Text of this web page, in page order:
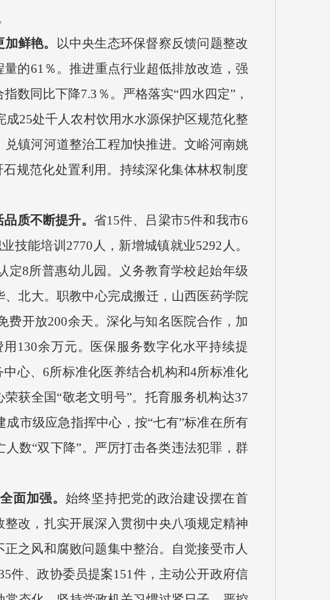
鲜艳。
以中央生态环保督察反馈问题整改
的61％。推进重点行业超低排放改造，强
数同比下降7.3％。严格落实“四水四定”，
25处千人农村饮用水水源保护区规范化整
镇河河道整治工程加快推进。文峪河南姚
规范化处置利用。持续深化集体林权制度
质不断提升。 省15件、吕梁市5件和我市6
技能培训2770人，新增城镇就业5292人。
定8所普惠幼儿园。义务教育学校起始年级
北大。职教中心完成搬迁，山西医药学院
费开放200余天。深化与知名医院合作，加
130余万元。医保服务数字化水平持续提
心、6所标准化医养结合机构和4所标准化
获全国“敬老文明号”。托育服务机构达37
市级应急指挥中心，按“七有”标准在所有
数“双下降”。严厉打击各类违法犯罪，群
面加强。 始终坚持把党的政治建设摆在首
改，扎实开展深入贯彻中央八项规定精神
之风和腐败问题集中整治。自觉接受市人
件、政协委员提案151件，主动公开政府信